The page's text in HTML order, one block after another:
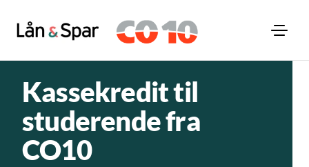
Kassekredit til
studerende fra
CO10